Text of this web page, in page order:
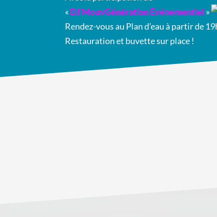
« DJ MouvGénération Évènementiel »
Rendez-vous au Plan d’eau à partir de
Restauration et buvette sur place !